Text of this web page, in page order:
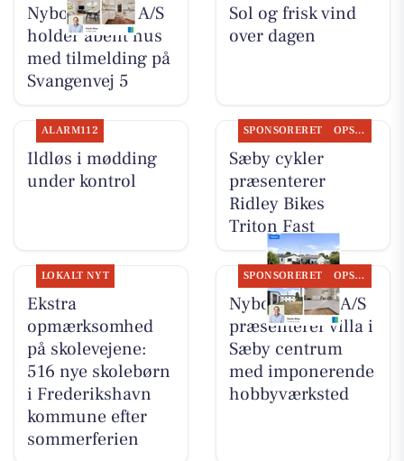
Nybolig Sæby A/S
holder åbent hus
med tilmelding på
Svangenvej 5
Sol og frisk vind
over dagen
ALARM112
Ildløs i mødding
under kontrol
SPONSORERET OPSLAGSTAVLEN
Sæby cykler
præsenterer
Ridley Bikes
Triton Fast
LOKALT NYT
Ekstra
opmærksomhed
på skolevejene:
516 nye skolebørn
i Frederikshavn
kommune efter
sommerferien
SPONSORERET OPSLAGSTAVLEN
Nybolig Sæby A/S
præsenterer villa i
Sæby centrum
med imponerende
hobbyværksted